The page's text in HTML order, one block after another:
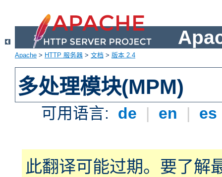
Apache > HTTP 服务器 > 文档 > 版本 2.4
多处理模块(MPM)
可用语言: de | en | es
此翻译可能过期。要了解